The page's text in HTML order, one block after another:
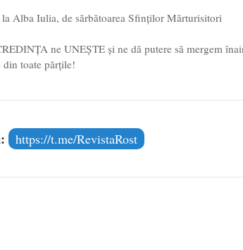
Alba Iulia, de sărbătoarea Sfinţilor Mărturisitori
ne UNEȘTE și ne dă putere să mergem
din toate părțile!
https://t.me/RevistaRost